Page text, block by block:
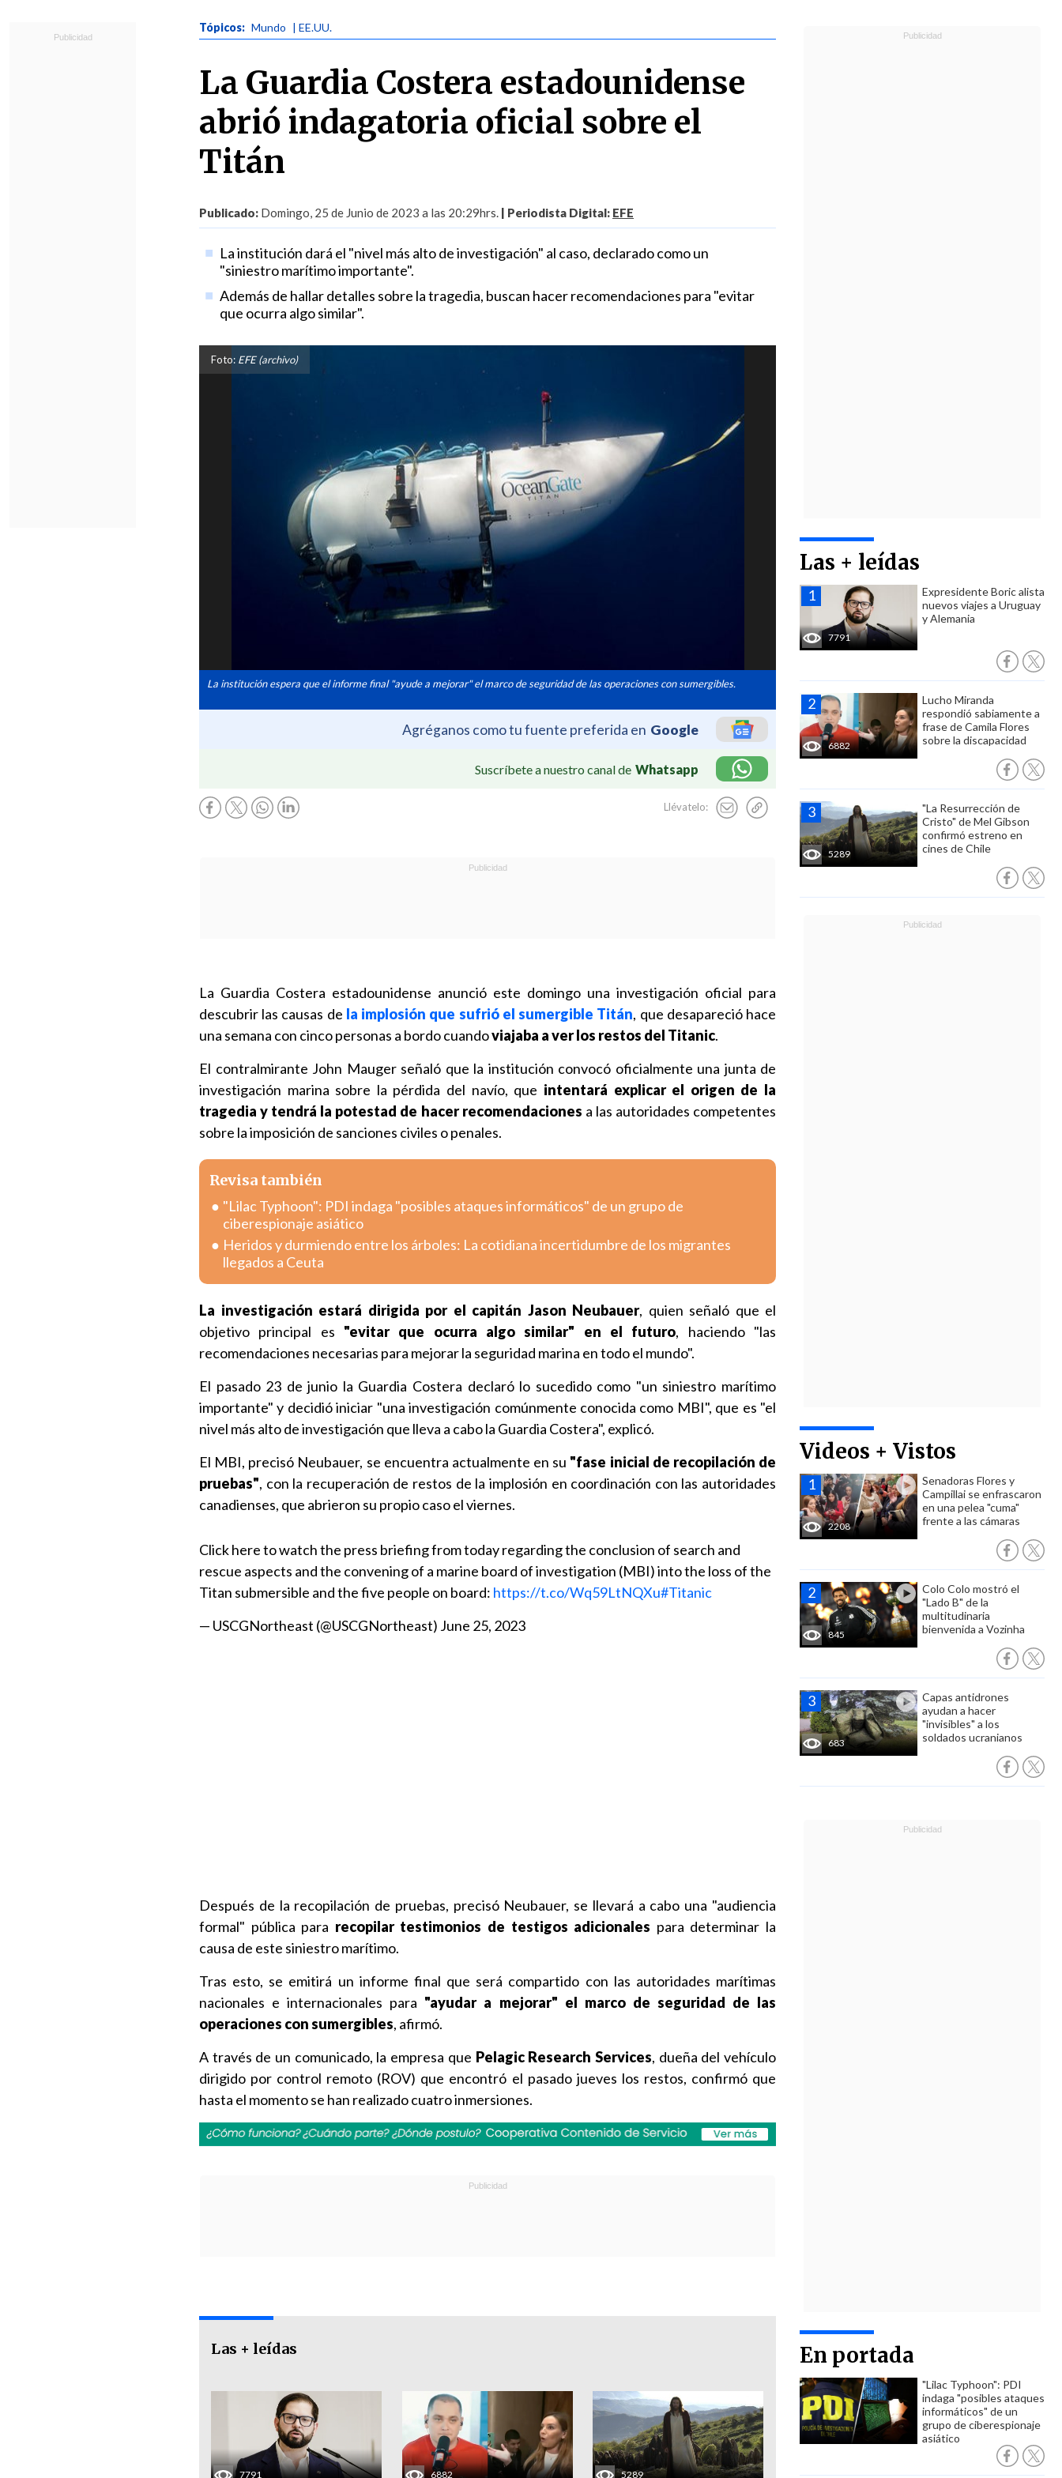
Tópicos: Mundo | EE.UU.
La Guardia Costera estadounidense
abrió indagatoria oficial sobre el
Titán
Publicado: Domingo, 25 de Junio de 2023 a las 20:29hrs. | Periodista Digital: EFE
La institución dará el "nivel más alto de investigación" al caso, declarado como un
"siniestro marítimo importante".
Además de hallar detalles sobre la tragedia, buscan hacer recomendaciones para "evitar
que ocurra algo similar".
Foto: EFE (archivo)
La institución espera que el informe final "ayude a mejorar" el marco de seguridad de las operaciones con sumergibles.
Agréganos como tu fuente preferida en Google
Suscríbete a nuestro canal de Whatsapp
Llévatelo:
Las + leídas
7791
Expresidente Boric alista
nuevos viajes a Uruguay
y Alemania
6882
Lucho Miranda
respondió sabiamente a
frase de Camila Flores
sobre la discapacidad
5289
"La Resurrección de
Cristo" de Mel Gibson
confirmó estreno en
cines de Chile
Videos + Vistos
2208
Senadoras Flores y
Campillai se enfrascaron
en una pelea "cuma"
frente a las cámaras
845
Colo Colo mostró el
"Lado B" de la
multitudinaria
bienvenida a Vozinha
683
Capas antidrones
ayudan a hacer
"invisibles" a los
soldados ucranianos
En portada
"Lilac Typhoon": PDI
indaga "posibles ataques
informáticos" de un
grupo de ciberespionaje
asiático
La Guardia Costera estadounidense anunció este domingo una investigación oficial para
descubrir las causas de la implosión que sufrió el sumergible Titán, que desapareció hace
una semana con cinco personas a bordo cuandoviajaba a ver los restos del Titanic.
El contralmirante John Mauger señaló que la institución convocó oficialmente una junta de
investigación marina sobre la pérdida del navío, que intentará explicar el origen de la
tragedia y tendrá la potestad de hacer recomendaciones a las autoridades competentes
sobre la imposición de sanciones civiles o penales.
Revisa también
"Lilac Typhoon": PDI indaga "posibles ataques informáticos" de un grupo de
ciberespionaje asiático
Heridos y durmiendo entre los árboles: La cotidiana incertidumbre de los migrantes
llegados a Ceuta
La investigación estará dirigida por el capitán Jason Neubauer, quien señaló que el
objetivo principal es "evitar que ocurra algo similar" en el futuro, haciendo "las
recomendaciones necesarias para mejorar la seguridad marina en todo el mundo".
El pasado 23 de junio la Guardia Costera declaró lo sucedido como "un siniestro marítimo
importante" y decidió iniciar "una investigación comúnmente conocida como MBI", que es "el
nivel más alto de investigación que lleva a cabo la Guardia Costera", explicó.
El MBI, precisó Neubauer, se encuentra actualmente en su "fase inicial de recopilación de
pruebas", con la recuperación de restos de la implosión en coordinación con las autoridades
canadienses, que abrieron su propio caso el viernes.
Click here to watch the press briefing from today regarding the conclusion of search and
rescue aspects and the convening of a marine board of investigation (MBI) into the loss of the
Titan submersible and the five people on board: https://t.co/Wq59LtNQXu#Titanic
— USCGNortheast (@USCGNortheast) June 25, 2023
Después de la recopilación de pruebas, precisó Neubauer, se llevará a cabo una "audiencia
formal" pública para recopilar testimonios de testigos adicionales para determinar la
causa de este siniestro marítimo.
Tras esto, se emitirá un informe final que será compartido con las autoridades marítimas
nacionales e internacionales para "ayudar a mejorar" el marco de seguridad de las
operaciones con sumergibles, afirmó.
A través de un comunicado, la empresa que Pelagic Research Services, dueña del vehículo
dirigido por control remoto (ROV) que encontró el pasado jueves los restos, confirmó que
hasta el momento se han realizado cuatro inmersiones.
Las + leídas
7791 6882 5289